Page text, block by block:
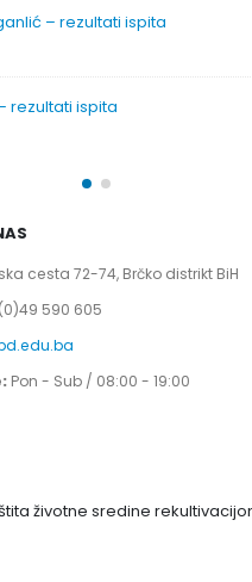
– rezultati ispita
rezultati ispita
cesta 72-74, Brčko distrikt BiH
590 605
Pon - Sub / 08:00 - 19:00